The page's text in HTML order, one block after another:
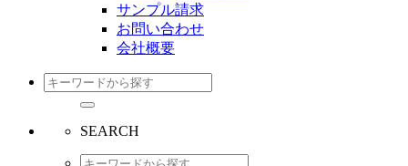
サンプル請求
お問い合わせ
会社概要
SEARCH